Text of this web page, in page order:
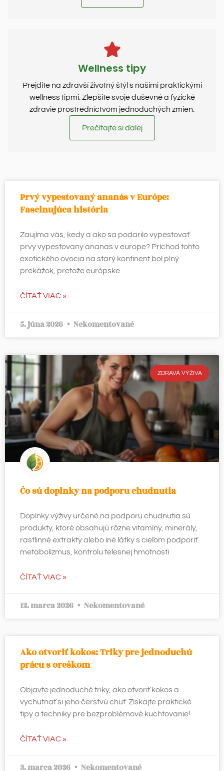
Wellness tipy
Prejdite na zdravší životný štýl s našimi praktickými
wellness tipmi. Zlepšite svoje duševné a fyzické
zdravie prostredníctvom jednoduchých zmien.
Prečítajte si ďalej
Prvý vypestovaný ananás v Európe:
Fascinujúca história
Zaujíma vás, kedy a ako sa podarilo vypestovať
prvy vypestovany ananas v europe? Príchod tohto
exotického ovocia na starý kontinent bol plný
prekážok, pretože európske
ČÍTAŤ VIAC »
5. júna 2026 Nekomentované
ZDRAVÁ VÝŽIVA
Čo sú doplnky na podporu chudnutia
Doplnky výživy určené na podporu chudnutia sú
produkty, ktoré obsahujú rôzne vitamíny, minerály,
rastlinné extrakty alebo iné látky s cieľom podporiť
metabolizmus, kontrolu telesnej hmotnosti
ČÍTAŤ VIAC »
12. marca 2026 Nekomentované
Ako otvoriť kokos: Triky pre jednoduchú
prácu s oreškom
Objavte jednoduché triky, ako otvoriť kokos a
vychutnať si jeho čerstvú chuť. Získajte praktické
tipy a techniky pre bezproblémové kuchtovanie!
ČÍTAŤ VIAC »
3. marca 2026 Nekomentované